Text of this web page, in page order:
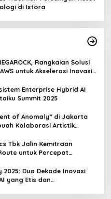
di Istora
Rangkaian Solusi
untuk Akselerasi Inovasi
Enterprise Hybrid AI
Summit 2025
of Anomaly” di Jakarta
Kolaborasi Artistik
Lab
Tbk Jalin Kemitraan
untuk Percepat
Dua Dekade Inovasi
yang Etis dan